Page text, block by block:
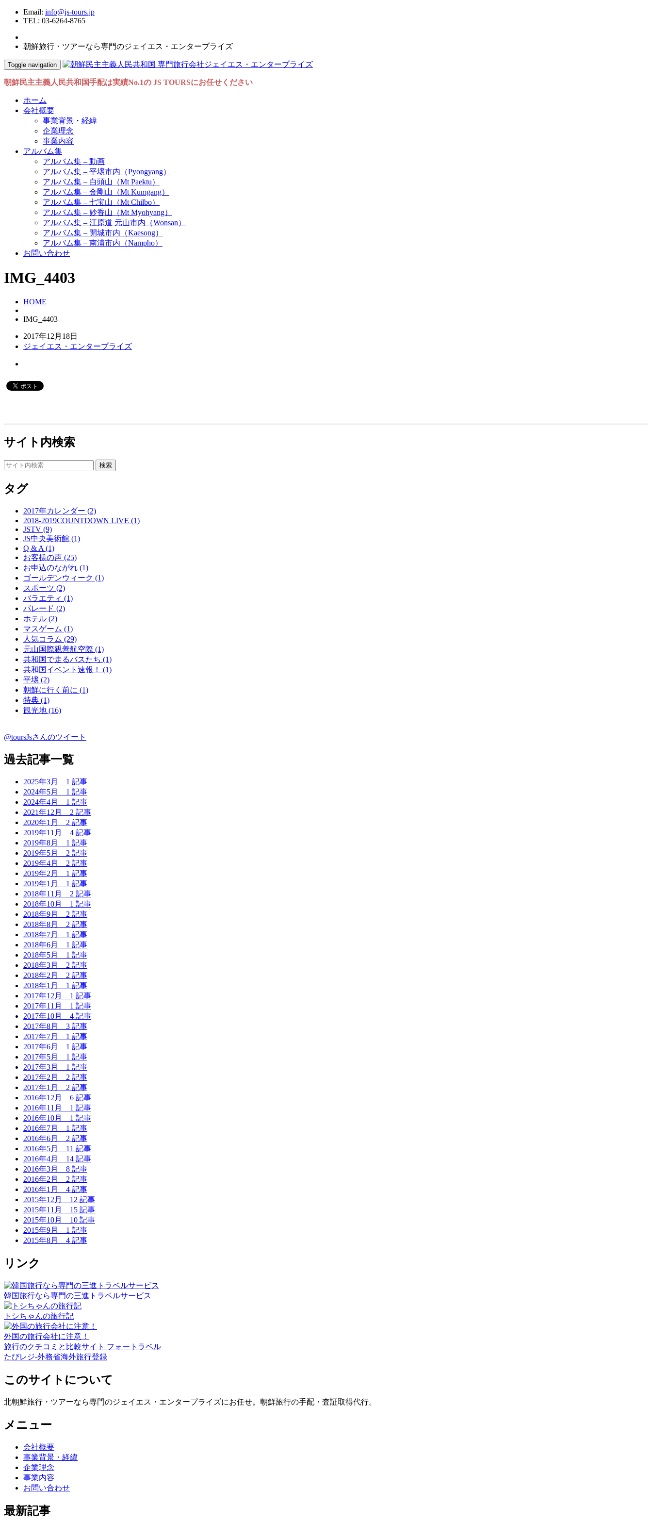
Email: info@js-tours.jp
TEL: 03-6264-8765
朝鮮旅行・ツアーなら専門のジェイエス・エンタープライズ
Toggle navigation
朝鮮民主主義人民共和国手配は実績No.1の JS TOURSにお任せください
ホーム
会社概要
事業背景・経緯
企業理念
事業内容
アルバム集
アルバム集 – 動画
アルバム集 – 平壌市内（Pyongyang）
アルバム集 – 白頭山（Mt Paektu）
アルバム集 – 金剛山（Mt Kumgang）
アルバム集 – 七宝山（Mt Chilbo）
アルバム集 – 妙香山（Mt Myohyang）
アルバム集 – 江原道 元山市内（Wonsan）
アルバム集 – 開城市内（Kaesong）
アルバム集 – 南浦市内（Nampho）
お問い合わせ
IMG_4403
HOME
IMG_4403
2017年12月18日
ジェイエス・エンタープライズ
サイト内検索
タグ
2017年カレンダー (2)
2018-2019COUNTDOWN LIVE (1)
JSTV (9)
JS中央美術館 (1)
Q & A (1)
お客様の声 (25)
お申込のながれ (1)
ゴールデンウィーク (1)
スポーツ (2)
バラエティ (1)
パレード (2)
ホテル (2)
マスゲーム (1)
人気コラム (29)
元山国際親善航空際 (1)
共和国で走るバスたち (1)
共和国イベント速報！ (1)
平壌 (2)
朝鮮に行く前に (1)
特典 (1)
観光地 (16)
@toursJsさんのツイート
過去記事一覧
2025年3月 1 記事
2024年5月 1 記事
2024年4月 1 記事
2021年12月 2 記事
2020年1月 2 記事
2019年11月 4 記事
2019年8月 1 記事
2019年5月 2 記事
2019年4月 2 記事
2019年2月 1 記事
2019年1月 1 記事
2018年11月 2 記事
2018年10月 1 記事
2018年9月 2 記事
2018年8月 2 記事
2018年7月 1 記事
2018年6月 1 記事
2018年5月 1 記事
2018年3月 2 記事
2018年2月 2 記事
2018年1月 1 記事
2017年12月 1 記事
2017年11月 1 記事
2017年10月 4 記事
2017年8月 3 記事
2017年7月 1 記事
2017年6月 1 記事
2017年5月 1 記事
2017年3月 1 記事
2017年2月 2 記事
2017年1月 2 記事
2016年12月 6 記事
2016年11月 1 記事
2016年10月 1 記事
2016年7月 1 記事
2016年6月 2 記事
2016年5月 11 記事
2016年4月 14 記事
2016年3月 8 記事
2016年2月 2 記事
2016年1月 4 記事
2015年12月 12 記事
2015年11月 15 記事
2015年10月 10 記事
2015年9月 1 記事
2015年8月 4 記事
リンク
韓国旅行なら専門の三進トラベルサービス
トシちゃんの旅行記
外国の旅行会社に注意！
旅行のクチコミと比較サイト フォートラベル
たびレジ-外務省海外旅行登録
このサイトについて
北朝鮮旅行・ツアーなら専門のジェイエス・エンタープライズにお任せ。朝鮮旅行の手配・査証取得代行。
メニュー
会社概要
事業背景・経緯
企業理念
事業内容
お問い合わせ
最新記事